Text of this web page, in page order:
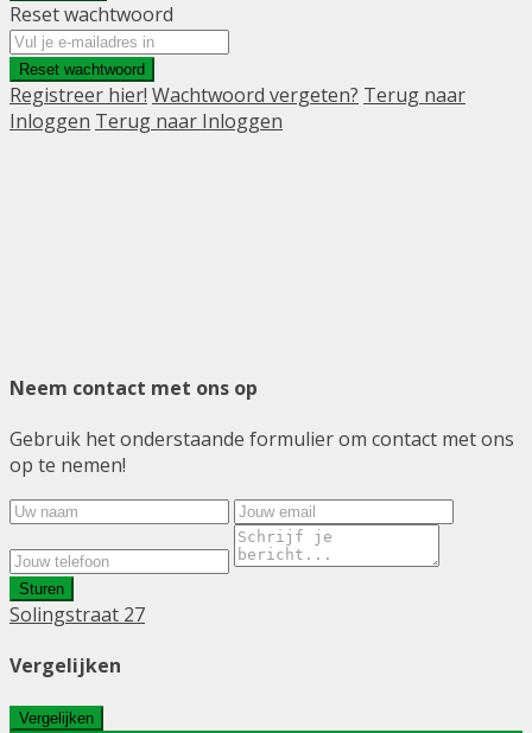
Reset wachtwoord
Reset wachtwoord
Registreer hier! Wachtwoord vergeten? Terug naar
Inloggen Terug naar Inloggen
Neem contact met ons op
Gebruik het onderstaande formulier om contact met ons
op te nemen!
Sturen
Solingstraat 27
Vergelijken
Vergelijken